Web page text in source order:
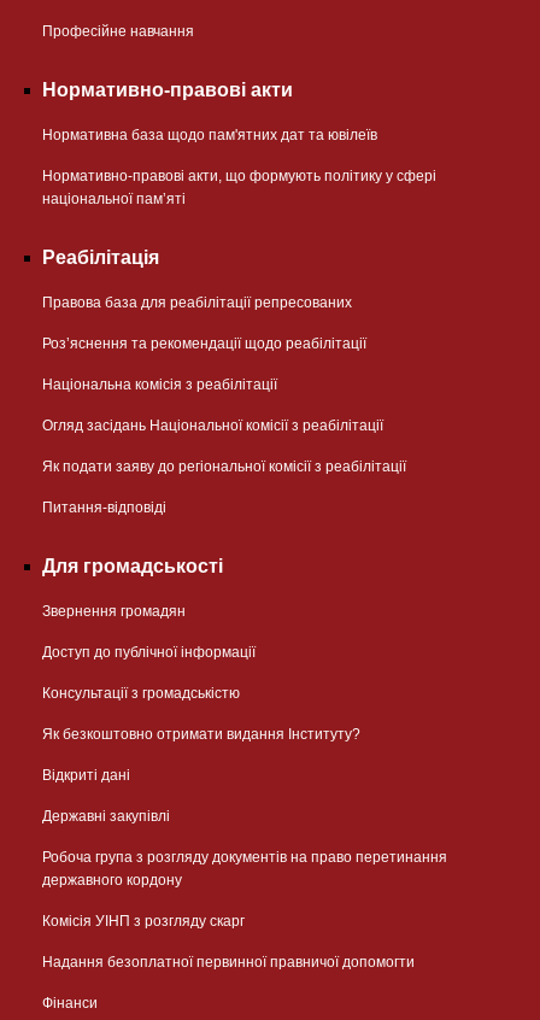
Професійне навчання
Нормативно-правові акти
Нормативна база щодо пам'ятних дат та ювілеїв
Нормативно-правові акти, що формують політику у сфері
національної памʼяті
Реабілітація
Правова база для реабілітації репресованих
Розʼяснення та рекомендації щодо реабілітації
Національна комісія з реабілітації
Огляд засідань Національної комісії з реабілітації
Як подати заяву до регіональної комісії з реабілітації
Питання-відповіді
Для громадськості
Звернення громадян
Доступ до публічної інформації
Консультації з громадськістю
Як безкоштовно отримати видання Інституту?
Відкриті дані
Державні закупівлі
Робоча група з розгляду документів на право перетинання
державного кордону
Комісія УІНП з розгляду скарг
Надання безоплатної первинної правничої допомогти
Фінанси